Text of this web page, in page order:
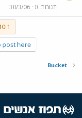
תגובות 0
30/3/06
1 of 10
here.
Bucket